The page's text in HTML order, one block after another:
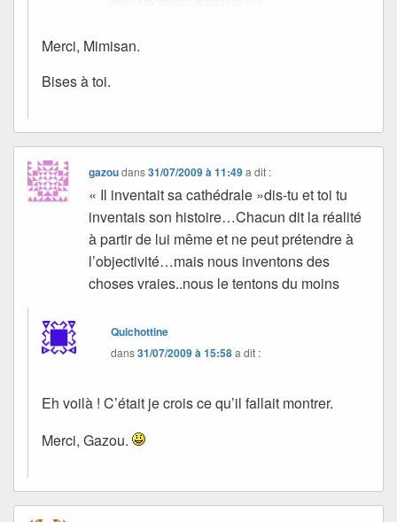
Merci, Mimisan.
Bises à toi.
gazoudans31/07/2009 à 11:49 a dit :
« Il inventait sa cathédrale »dis-tu et toi tu
inventais son histoire…Chacun dit la réalité
à partir de lui même et ne peut prétendre à
l’objectivité…mais nous inventons des
choses vraies..nous le tentons du moins
Quichottine
dans31/07/2009 à 15:58a dit :
Eh voilà ! C’était je crois ce qu’il fallait montrer.
Merci, Gazou.